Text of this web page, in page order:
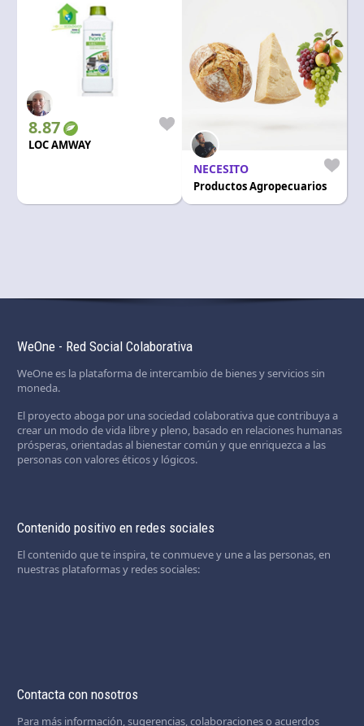
8.87
LOC AMWAY
NECESITO
Productos Agropecuarios
WeOne - Red Social Colaborativa
WeOne es la plataforma de intercambio de bienes y servicios sin
moneda.
El proyecto aboga por una sociedad colaborativa que contribuya a
crear un modo de vida libre y pleno, basado en relaciones humanas
prósperas, orientadas al bienestar común y que enriquezca a las
personas con valores éticos y lógicos.
Contenido positivo en redes sociales
El contenido que te inspira, te conmueve y une a las personas, en
nuestras plataformas y redes sociales:
Contacta con nosotros
Para más información, sugerencias, colaboraciones o acuerdos